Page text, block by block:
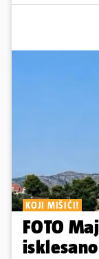
KOJI MIŠIĆI!
FOTO